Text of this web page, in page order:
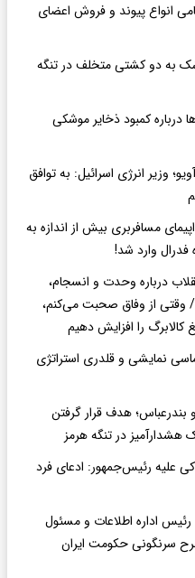
انواع پیوند و فروش اعضای
به دو کشتی متخلف در تنگه
درباره کمبود ذخایر موشکی
وزیر انرژی اسرائیل: به توافق
مسافربری بیش از اندازه به
فدرال وارد شد!
درباره وحدت و انسجام،
وقتی از وفاق صحبت می‌کنم،
کالابرگ را افزایش دهیم
نمایشی و قلدری استراتژی
بندرعباس؛ هدف قرار گرفتن
در تنگه هرمز
علیه رئیس‌جمهور: ادعای فرد
اداره اطلاعات و مسئول
سرنگونی حکومت ایران